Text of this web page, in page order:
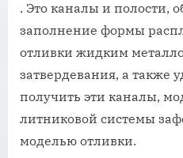
. Это каналы и полости,
заполнение формы
отливки жидким
затвердевания, а также
получить эти каналы,
литниковой системы
моделью отливки.